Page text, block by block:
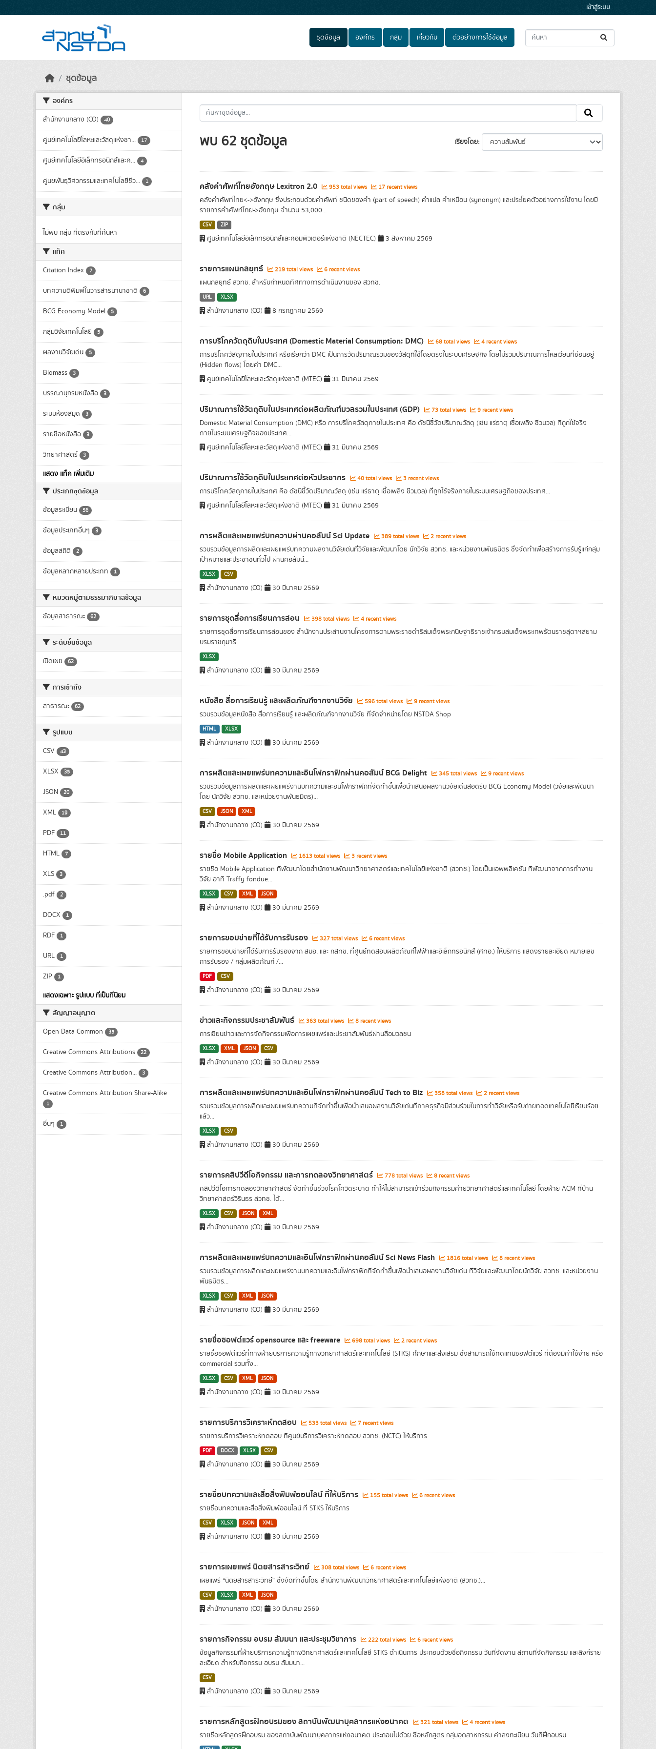
เข้าสู่ระบบ
ชุดข้อมูล องค์กร กลุ่ม เกี่ยวกับ ตัวอย่างการใช้ข้อมูล
ชุดข้อมูล
องค์กร
สำนักงานกลาง (CO) 40
ศูนย์เทคโนโลยีโลหะและวัสดุแห่งชา... 17
ศูนย์เทคโนโลยีอิเล็กทรอนิกส์และค... 4
ศูนยพันธุวิศวกรรมและเทคโนโลยีชีว... 1
กลุ่ม
ไม่พบ กลุ่ม ที่ตรงกับที่ค้นหา
แท็ค
Citation Index 7
บทความตีพิมพ์ในวารสารนานาชาติ 6
BCG Economy Model 5
กลุ่มวิจัยเทคโนโลยี 5
ผลงานวิจัยเด่น 5
Biomass 3
บรรณานุกรมหนังสือ 3
ระบบห้องสมุด 3
รายชื่อหนังสือ 3
วิทยาศาสตร์ 3
แสดง แท็ค เพิ่มเติม
ประเภทชุดข้อมูล
ข้อมูลระเบียน 56
ข้อมูลประเภทอื่นๆ 3
ข้อมูลสถิติ 2
ข้อมูลหลากหลายประเภท 1
หมวดหมู่ตามธรรมาภิบาลข้อมูล
ข้อมูลสาธารณะ 62
ระดับชั้นข้อมูล
เปิดเผย 62
การเข้าถึง
สาธารณะ 62
รูปแบบ
CSV 43
XLSX 35
JSON 20
XML 19
PDF 11
HTML 7
XLS 3
.pdf 2
DOCX 1
RDF 1
URL 1
ZIP 1
แสดงเฉพาะ รูปแบบ ที่เป็นที่นิยม
สัญญาอนุญาต
Open Data Common 35
Creative Commons Attributions 22
Creative Commons Attribution... 3
Creative Commons Attribution Share-Alike
1
อื่นๆ 1
เรียงโดย
พบ 62 ชุดข้อมูล
คลังคำศัพท์ไทยอังกฤษ Lexitron 2.0 953 total views 17 recent views
คลังคำศัพท์ไทย<->อังกฤษ ซึ่งประกอบด้วยคำศัพท์ ชนิดของคำ (part of speech) คำแปล คำเหมือน (synonym) และประโยคตัวอย่างการใช้งาน โดยมี
รายการคำศัพท์ไทย->อังกฤษ จำนวน 53,000...
CSV ZIP
ศูนย์เทคโนโลยีอิเล็กทรอนิกส์และคอมพิวเตอร์แห่งชาติ (NECTEC) 3 สิงหาคม 2569
รายการแผนกลยุทธ์ 219 total views 6 recent views
แผนกลยุทธ์ สวทช. สำหรับกำหนดทิศทางการดำเนินงานของ สวทช.
URL XLSX
สำนักงานกลาง (CO) 8 กรกฎาคม 2569
การบริโภควัตถุดิบในประเทศ (Domestic Material Consumption: DMC) 68 total views 4 recent views
การบริโภควัสดุภายในประเทศ หรือเรียกว่า DMC เป็นการวัดปริมาณรวมของวัสดุที่ใช้โดยตรงในระบบเศรษฐกิจ โดยไม่รวมปริมาณการไหลเวียนที่ซ่อนอยู่
(Hidden flows) โดยค่า DMC...
ศูนย์เทคโนโลยีโลหะและวัสดุแห่งชาติ (MTEC)
31 มีนาคม 2569
ปริมาณการใช้วัตถุดิบในประเทศต่อผลิตภัณฑ์มวลรวมในประเทศ (GDP) 73 total views 9 recent views
Domestic Material Consumption (DMC) หรือ การบริโภควัสดุภายในประเทศ คือ ดัชนีชี้วัดปริมาณวัสดุ (เช่น แร่ธาตุ เชื้อเพลิง ชีวมวล) ที่ถูกใช้จริง
ภายในระบบเศรษฐกิจของประเทศ...
ศูนย์เทคโนโลยีโลหะและวัสดุแห่งชาติ (MTEC)
31 มีนาคม 2569
ปริมาณการใช้วัตถุดิบในประเทศต่อหัวประชากร 40 total views 3 recent views
การบริโภควัสดุภายในประเทศ คือ ดัชนีชี้วัดปริมาณวัสดุ (เช่น แร่ธาตุ เชื้อเพลิง ชีวมวล) ที่ถูกใช้จริงภายในระบบเศรษฐกิจของประเทศ...
ศูนย์เทคโนโลยีโลหะและวัสดุแห่งชาติ (MTEC)
31 มีนาคม 2569
การผลิตและเผยแพร่บทความผ่านคอลัมน์ Sci Update 389 total views 2 recent views
รวบรวมข้อมูลการผลิตและเผยแพร่บทความผลงานวิจัยเด่นที่วิจัยและพัฒนาโดย นักวิจัย สวทช. และหน่วยงานพันธมิตร ซึ่งจัดทำเพื่อสร้างการรับรู้แก่กลุ่ม
เป้าหมายและประชาชนทั่วไป ผ่านคอลัมน์...
XLSX CSV
สำนักงานกลาง (CO) 30 มีนาคม 2569
รายการชุดสื่อการเรียนการสอน 398 total views 4 recent views
รายการชุดสื่อการเรียนการสอนของ สำนักงานประสานงานโครงการตามพระราชดำริสมเด็จพระกนิษฐาธิราชเจ้ากรมสมเด็จพระเทพรัตนราชสุดาฯสยาม
บรมราชกุมารี
XLSX
สำนักงานกลาง (CO) 30 มีนาคม 2569
หนังสือ สื่อการเรียนรู้ และผลิตภัณฑ์จากงานวิจัย 596 total views 9 recent views
รวบรวมข้อมูลหนังสือ สื่อการเรียนรู้ และผลิตภัณฑ์จากงานวิจัย ที่จัดจำหน่ายโดย NSTDA Shop
HTML XLSX
สำนักงานกลาง (CO) 30 มีนาคม 2569
การผลิตและเผยแพร่บทความและอินโฟกราฟิกผ่านคอลัมน์ BCG Delight 345 total views 9 recent views
รวบรวมข้อมูลการผลิตและเผยแพร่งานบทความและอินโฟกราฟิกที่จัดทำขึ้นเพื่อนำเสนอผลงานวิจัยเด่นสอดรับ BCG Economy Model (วิจัยและพัฒนา
โดย นักวิจัย สวทช. และหน่วยงานพันธมิตร)...
CSV JSON XML
สำนักงานกลาง (CO) 30 มีนาคม 2569
รายชื่อ Mobile Application 1613 total views 3 recent views
รายชื่อ Mobile Application ที่พัฒนาโดยสำนักงานพัฒนาวิทยาศาสตร์และเทคโนโลยีแห่งชาติ (สวทช.) โดยเป็นแอพพลิเคชัน ที่พัฒนาจากการทำงาน
วิจัย อาทิ Traffy fondue...
XLSX CSV XML JSON
สำนักงานกลาง (CO) 30 มีนาคม 2569
รายการขอบข่ายที่ได้รับการรับรอง 327 total views 6 recent views
รายการขอบข่ายที่ได้รับการรับรองจาก สมอ. และ กสทช. ที่ศูนย์ทดสอบผลิตภัณฑ์ไฟฟ้าและอิเล็กทรอนิกส์ (ศทอ.) ให้บริการ แสดงรายละเอียด หมายเลข
การรับรอง / กลุ่มผลิตภัณฑ์ /...
PDF CSV
สำนักงานกลาง (CO) 30 มีนาคม 2569
ข่าวและกิจกรรมประชาสัมพันธ์ 363 total views 8 recent views
การเขียนข่าวและการจัดกิจกรรมเพื่อการเผยแพร่และประชาสัมพันธ์ผ่านสื่อมวลชน
XLSX XML JSON CSV
สำนักงานกลาง (CO) 30 มีนาคม 2569
การผลิตและเผยแพร่บทความและอินโฟกราฟิกผ่านคอลัมน์ Tech to Biz 358 total views 2 recent views
รวบรวมข้อมูลการผลิตและเผยแพร่บทความที่จัดทำขึ้นเพื่อนำเสนอผลงานวิจัยเด่นที่ภาคธุรกิจมีส่วนร่วมในการทำวิจัยหรือรับถ่ายทอดเทคโนโลยีเรียบร้อย
แล้ว...
XLSX CSV
สำนักงานกลาง (CO) 30 มีนาคม 2569
รายการคลิปวีดีโอกิจกรรม และการทดลองวิทยาศาสตร์ 778 total views 8 recent views
คลิปวีดีโอการทดลองวิทยาศาสตร์ จัดทำขึ้นช่วงโรคโควิดระบาด ทำให้ไม่สามารถเข้าร่วมกิจกรรมค่ายวิทยาศาสตร์และเทคโนโลยี โดยฝ่าย ACM ที่บ้าน
วิทยาศาสตร์วิรินธร สวทช. ได้...
XLSX CSV JSON XML
สำนักงานกลาง (CO) 30 มีนาคม 2569
การผลิตและเผยแพร่บทความและอินโฟกราฟิกผ่านคอลัมน์ Sci News Flash 1816 total views 8 recent views
รวบรวมข้อมูลการผลิตและเผยแพร่งานบทความและอินโฟกราฟิกที่จัดทำขึ้นเพื่อนำเสนอผลงานวิจัยเด่น ที่วิจัยและพัฒนาโดยนักวิจัย สวทช. และหน่วยงาน
พันธมิตร...
XLSX CSV XML JSON
สำนักงานกลาง (CO) 30 มีนาคม 2569
รายชื่อซอฟต์แวร์ opensource และ freeware 698 total views 2 recent views
รายชื่อซอฟต์แวร์ที่ทางฝ่ายบริการความรู้ทางวิทยาศาสตร์และเทคโนโลยี (STKS) ศึกษาและส่งเสริม ซึ่งสามารถใช้ทดแทนซอฟต์แวร์ ที่ต้องมีค่าใช้จ่าย หรือ
commercial ร่วมทั้ง...
XLSX CSV XML JSON
สำนักงานกลาง (CO) 30 มีนาคม 2569
รายการบริการวิเคราะห์ทดสอบ 533 total views 7 recent views
รายการบริการวิเคราะห์ทดสอบ ที่ศูนย์บริการวิเคราะห์ทดสอบ สวทช. (NCTC) ให้บริการ
PDF DOCX XLSX CSV
สำนักงานกลาง (CO) 30 มีนาคม 2569
รายชื่อบทความและสื่อสิ่งพิมพ์ออนไลน์ ที่ให้บริการ 155 total views 6 recent views
รายชื่อบทความและสื่อสิ่งพิมพ์ออนไลน์ ที่ STKS ให้บริการ
CSV XLSX JSON XML
สำนักงานกลาง (CO) 30 มีนาคม 2569
รายการเผยแพร่ นิตยสารสาระวิทย์ 308 total views 6 recent views
เผยแพร่ “นิตยสารสาระวิทย์” ซึ่งจัดทำขึ้นโดย สำนักงานพัฒนาวิทยาศาสตร์และเทคโนโลยีแห่งชาติ (สวทช.)...
CSV XLSX XML JSON
สำนักงานกลาง (CO) 30 มีนาคม 2569
รายการกิจกรรม อบรม สัมมนา และประชุมวิชาการ 222 total views 6 recent views
ข้อมูลกิจกรรมที่ฝ่ายบริการความรู้ทางวิทยาศาสตร์และเทคโนโลยี STKS ดำเนินการ ประกอบด้วยชื่อกิจกรรม วันที่จัดงาน สถานที่จัดกิจกรรม และลิงก์ราย
ละเอียด สำหรับกิจกรรม อบรม สัมมนา...
CSV
สำนักงานกลาง (CO) 30 มีนาคม 2569
รายการหลักสูตรฝึกอบรมของ สถาบันพัฒนาบุคลากรแห่งอนาคต 321 total views 4 recent views
รายชื่อหลักสูตรฝึกอบรม ของสถาบันพัฒนาบุคลากรแห่งอนาคต ประกอบไปด้วย ชื่อหลักสูตร กลุ่มอุตสาหกรรม ค่าลงทะเบียน วันที่ฝึกอบรม